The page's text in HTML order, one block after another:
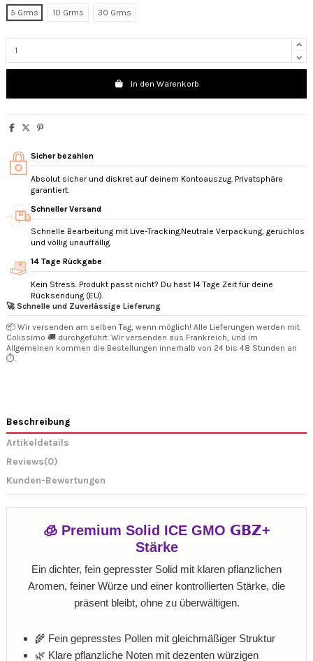
5 Grms
10 Grms 30 Grms
In den Warenkorb
Sicher bezahlen
Absolut sicher und diskret auf deinem Kontoauszug. Privatsphäre
garantiert.
Schneller Versand
Schnelle Bearbeitung mit Live-Tracking.Neutrale Verpackung, geruchlos
und völlig unauffällig.
14 Tage Rückgabe
Kein Stress. Produkt passt nicht? Du hast 14 Tage Zeit für deine
Rücksendung (EU).
🚀 Schnelle und Zuverlässige Lieferung
📦 Wir versenden am selben Tag, wenn möglich! Alle Lieferungen werden mit
Colissimo 🚚 durchgeführt. Wir versenden aus Frankreich, und im
Allgemeinen kommen die Bestellungen innerhalb von 24 bis 48 Stunden an
⏱️.
Beschreibung
Artikeldetails
Reviews(0)
Kunden-Bewertungen
🧊 Premium Solid ICE GMO 𝗚𝗕𝗭+
Stärke
Ein dichter, fein gepresster Solid mit klaren pflanzlichen
Aromen, feiner Würze und einer kontrollierten Stärke, die
präsent bleibt, ohne zu überwältigen.
🌾 Fein gepresstes Pollen mit gleichmäßiger Struktur
🌿 Klare pflanzliche Noten mit dezenten würzigen